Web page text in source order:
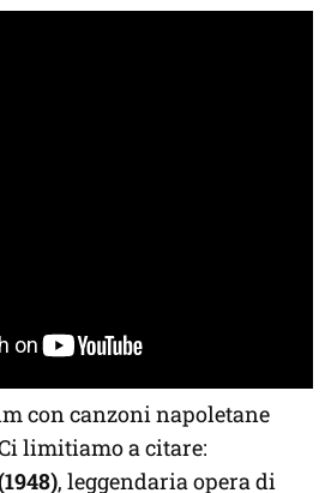
con canzoni napoletane
limitiamo a citare:
, leggendaria opera di